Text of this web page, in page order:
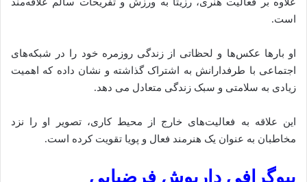
علاوه بر فعالیت هنری، رزیتا به ورزش و تفریحات سالم علاقه‌مند
است.
او بارها عکس‌ها و لحظاتی از زندگی روزمره خود را در شبکه‌های
اجتماعی با طرفدارانش به اشتراک گذاشته و نشان داده‌‌ که اهمیت
زیادی به سلامتی و سبک زندگی متعادل می‌ دهد.
این علاقه به فعالیت‌های خارج از محیط کاری، تصویر او را نزد
مخاطبان به عنوان یک هنرمند فعال و پویا تقویت کرده است.
بیوگرافی داریوش فرضیایی